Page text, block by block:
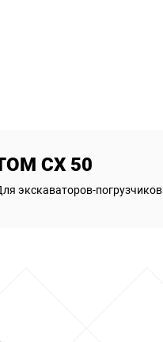
СХ 50
экскаваторов-погрузчиков